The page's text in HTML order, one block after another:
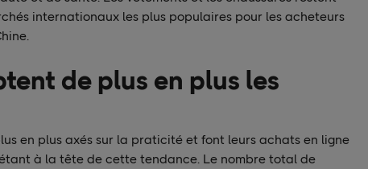
internationaux les plus populaires pour les acheteurs
de plus en plus les
en plus axés sur la praticité et font leurs achats en ligne
à la tête de cette tendance. Le nombre total de